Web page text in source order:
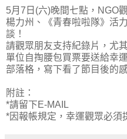
5月7日(六)晚間七點，NGO
楊力州、《青春啦啦隊》活
談！
請觀眾朋友支持紀錄片，尤
單位自掏腰包買票要送給幸
部落格，寫下看了節目後的
附註：
*請留下E-MAIL
*因報帳規定，幸運觀眾必須